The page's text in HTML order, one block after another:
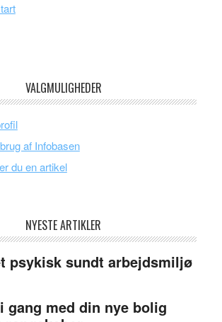
VALGMULIGHEDER
af Infobasen
du en artikel
NYESTE ARTIKLER
psykisk sundt arbejdsmiljø
gang med din nye bolig